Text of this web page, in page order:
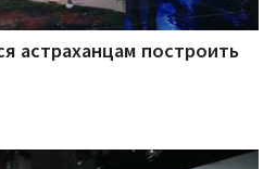
астраханцам построить